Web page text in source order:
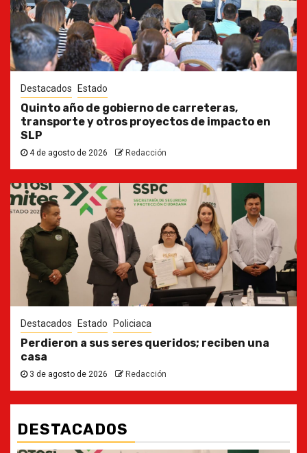
Destacados Estado
Quinto año de gobierno de carreteras,
transporte y otros proyectos de impacto en
SLP
4 de agosto de 2026 Redacción
Destacados Estado Policiaca
Perdieron a sus seres queridos; reciben una
casa
3 de agosto de 2026 Redacción
DESTACADOS